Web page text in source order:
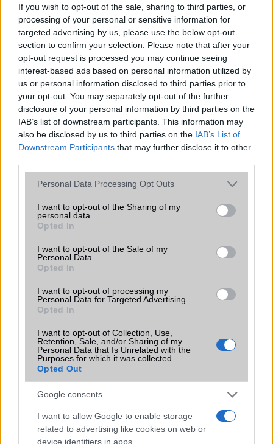
If you wish to opt-out of the sale, sharing to third parties, or
processing of your personal or sensitive information for
targeted advertising by us, please use the below opt-out
section to confirm your selection. Please note that after your
opt-out request is processed you may continue seeing
interest-based ads based on personal information utilized by
us or personal information disclosed to third parties prior to
your opt-out. You may separately opt-out of the further
disclosure of your personal information by third parties on the
IAB’s list of downstream participants. This information may
also be disclosed by us to third parties on the IAB’s List of
Downstream Participants that may further disclose it to other
Please note that this website/app uses one or more Google
not limited to your visit or usage behaviour. You may click to
grant or deny consent to Google and its third-party tags to
use your data for below specified purposes in below Google
consent section.
Personal Data Processing Opt Outs
I want to opt-out of the Sharing of my
personal data.
Opted In
I want to opt-out of the Sale of my
Personal Data.
Opted In
I want to opt-out of processing my
Personal Data for Targeted Advertising.
Opted In
I want to opt-out of Collection, Use,
Retention, Sale, and/or Sharing of my
Personal Data that Is Unrelated with the
Purposes for which it was collected.
Opted Out
Google consents
I want to allow Google to enable storage
related to advertising like cookies on web or
device identifiers in apps.
rántja le a leplet az Apple az új
csúcsmobilokról
2026.06.29| Phone Arena
A szeptemberi eseményen az iPhone 18 Pro modellek
mellett a régóta pletykált hajlítható iPhone Ultra is
bemutatkozhat, miközben az áremelésekről szóló
találgatások továbbra is beárnyékolják a rajtot.
Az Android rejtett automatizmusai: hat
funkció, amely észrevétlenül könnyíti
meg a mindennapokat
2026.06.14 | Android Police
Sok felhasználó külön alkalmazásokra esküszik, pedig az
amelyek maguktól dolgoznak a háttérben.
Ez a rejtett Samsung funkció teljesen
megváltoztatja a mobilhasználatot –
sokan mégsem tudnak róla
2026.07.12
Az Edge Panel az egyik leghasznosabb funkció, amely
jelentősen felgyorsítja a mindennapi használatot,
miközben a Pixel telefonokból továbbra is hiányzik.
KAPCSOLÓDÓ HÍREK
iOS 18.1 béta 6: Az Apple Intelligence funkciók
bemutatkoznak
Apple Intelligence: Új AI funkciók és nemzetközi